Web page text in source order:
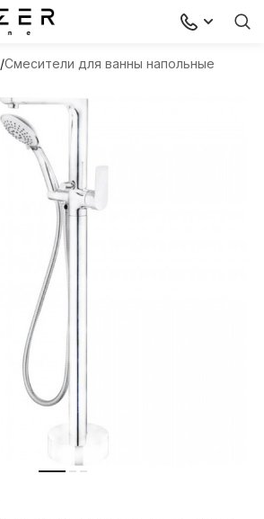
Смесители для ванны напольные